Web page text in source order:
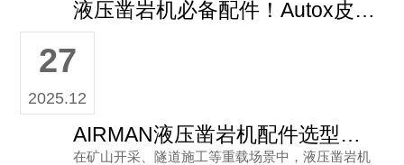
液压凿岩机必备配件！Autox皮碗3115 1926-02 52x106尺寸韩国品质
27
2025.12
AIRMAN液压凿岩机配件选型指南：韩国Autox膜片与靠谱供应商推荐
在矿山开采、隧道施工等重载场景中，液压凿岩机